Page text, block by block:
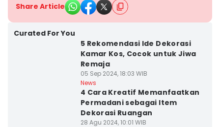
Share Article
Curated For You
5 Rekomendasi Ide Dekorasi
Kamar Kos, Cocok untuk Jiwa
Remaja
05 Sep 2024, 18:03 WIB
News
4 Cara Kreatif Memanfaatkan
Permadani sebagai Item
Dekorasi Ruangan
28 Agu 2024, 10:01 WIB